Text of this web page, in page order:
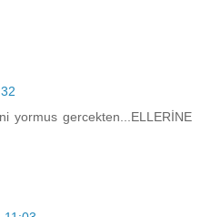
yormus gercekten...ELLERİNE